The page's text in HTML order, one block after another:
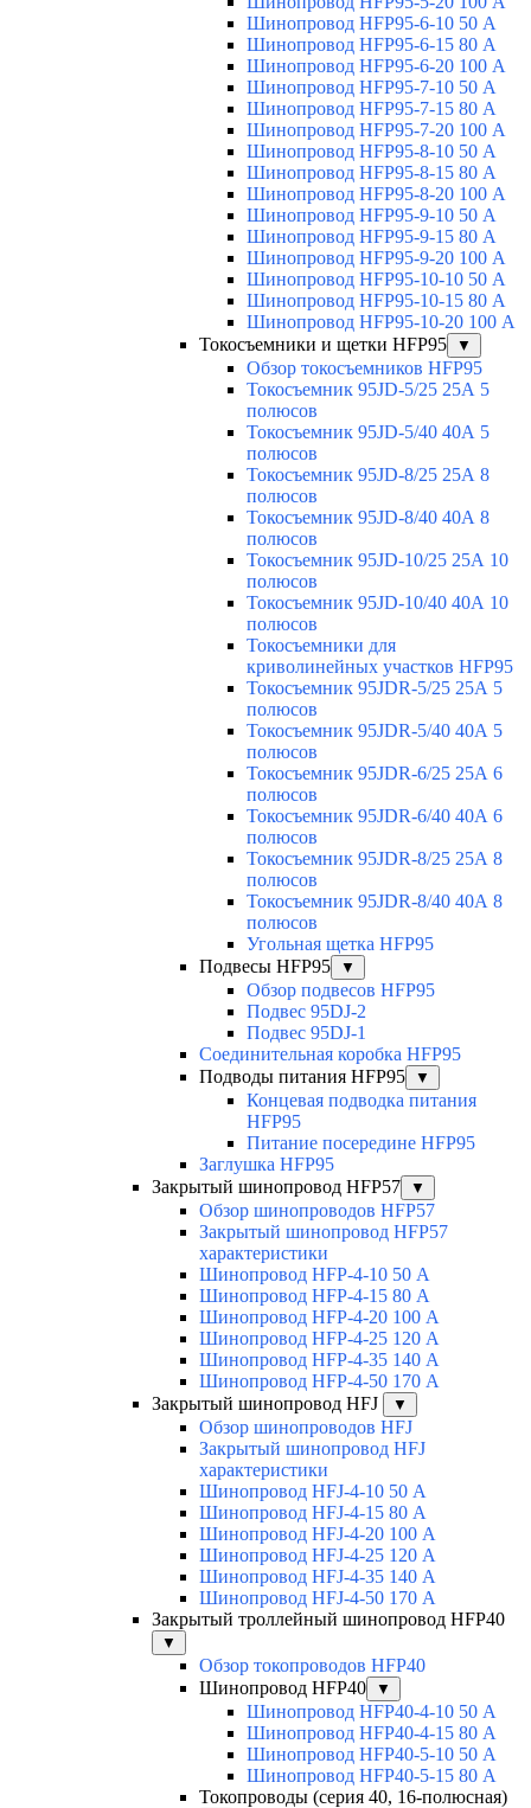
Шинопровод HFP95-6-10 50 А
Шинопровод HFP95-6-15 80 А
Шинопровод HFP95-6-20 100 А
Шинопровод HFP95-7-10 50 А
Шинопровод HFP95-7-15 80 А
Шинопровод HFP95-7-20 100 А
Шинопровод HFP95-8-10 50 А
Шинопровод HFP95-8-15 80 А
Шинопровод HFP95-8-20 100 А
Шинопровод HFP95-9-10 50 А
Шинопровод HFP95-9-15 80 А
Шинопровод HFP95-9-20 100 А
Шинопровод HFP95-10-10 50 А
Шинопровод HFP95-10-15 80 А
Шинопровод HFP95-10-20 100 А
Токосъемники и щетки HFP95
▼
Обзор токосъемников HFP95
Токосъемник 95JD-5/25 25А 5
полюсов
Токосъемник 95JD-5/40 40А 5
полюсов
Токосъемник 95JD-8/25 25А 8
полюсов
Токосъемник 95JD-8/40 40А 8
полюсов
Токосъемник 95JD-10/25 25А 10
полюсов
Токосъемник 95JD-10/40 40А 10
полюсов
Токосъемники для
криволинейных участков HFP95
Токосъемник 95JDR-5/25 25А 5
полюсов
Токосъемник 95JDR-5/40 40А 5
полюсов
Токосъемник 95JDR-6/25 25А 6
полюсов
Токосъемник 95JDR-6/40 40А 6
полюсов
Токосъемник 95JDR-8/25 25А 8
полюсов
Токосъемник 95JDR-8/40 40А 8
полюсов
Угольная щетка HFP95
Подвесы HFP95
▼
Обзор подвесов HFP95
Подвес 95DJ-2
Подвес 95DJ-1
Соединительная коробка HFP95
Подводы питания HFP95
▼
Концевая подводка питания
HFP95
Питание посередине HFP95
Заглушка HFP95
Закрытый шинопровод HFP57
▼
Обзор шинопроводов HFP57
Закрытый шинопровод HFP57
характеристики
Шинопровод HFP-4-10 50 А
Шинопровод HFP-4-15 80 А
Шинопровод HFP-4-20 100 А
Шинопровод HFP-4-25 120 А
Шинопровод HFP-4-35 140 А
Шинопровод HFP-4-50 170 А
Закрытый шинопровод HFJ
▼
Обзор шинопроводов HFJ
Закрытый шинопровод HFJ
характеристики
Шинопровод HFJ-4-10 50 А
Шинопровод HFJ-4-15 80 А
Шинопровод HFJ-4-20 100 А
Шинопровод HFJ-4-25 120 А
Шинопровод HFJ-4-35 140 А
Шинопровод HFJ-4-50 170 А
Закрытый троллейный шинопровод HFP40
▼
Обзор токопроводов HFP40
Шинопровод HFP40
▼
Шинопровод HFP40-4-10 50 А
Шинопровод HFP40-4-15 80 А
Шинопровод HFP40-5-10 50 А
Шинопровод HFP40-5-15 80 А
Токопроводы (серия 40, 16-полюсная)